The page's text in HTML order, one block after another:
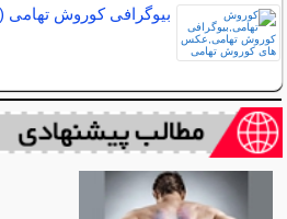
بیوگرافی کوروش تهامی